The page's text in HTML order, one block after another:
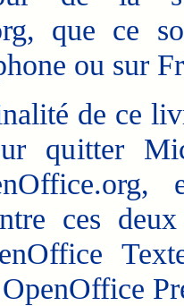
que ce
ou sur
de ce
quitter
ces